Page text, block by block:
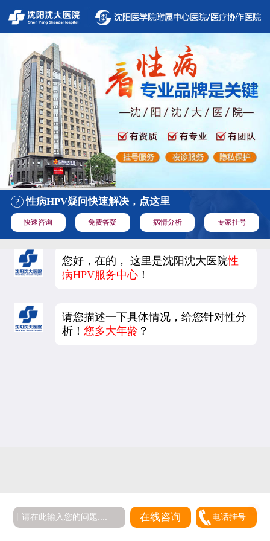
性病HPV疑问快速解决，点这里
快速咨询 免费答疑 病情分析 专家挂号
您好，在的， 这里是沈阳沈大医院性
病HPV服务中心 ！
请您描述一下具体情况，给您针对性分
析！您多大年龄 ？
在线咨询 电话挂号